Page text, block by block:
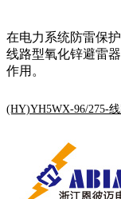
在电力系统防雷保
线路型氧化锌避雷
作用。
(HY)YH5WX-96/275-